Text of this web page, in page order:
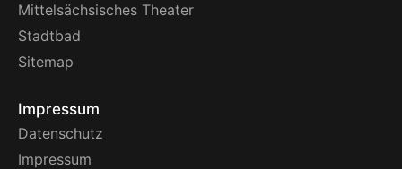
Mittelsächsisches Theater
Stadtbad
Sitemap
Impressum
Datenschutz
Impressum